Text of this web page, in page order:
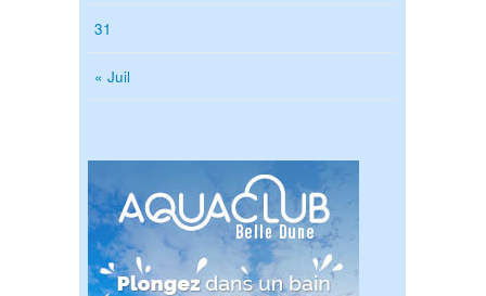
« Juil
31